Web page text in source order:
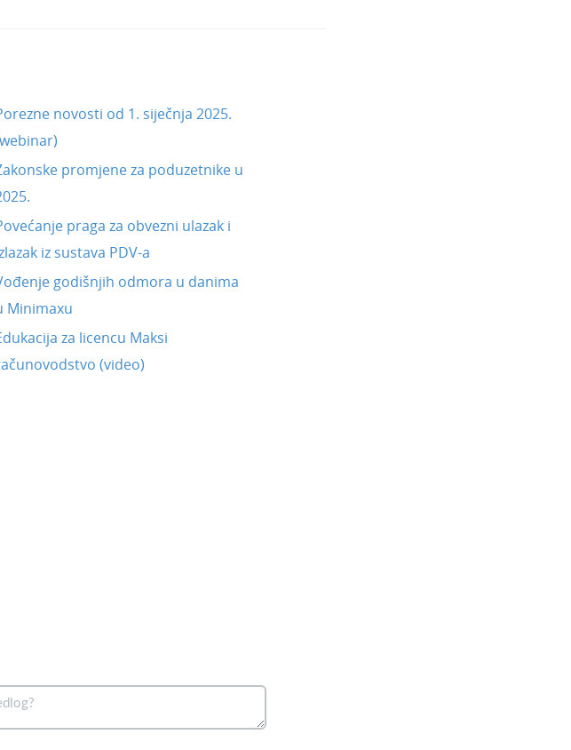
novosti od 1. siječnja 2025.
promjene za poduzetnike u
praga za obvezni ulazak i
iz sustava PDV-a
godišnjih odmora u danima
Minimaxu
za licencu Maksi
(video)